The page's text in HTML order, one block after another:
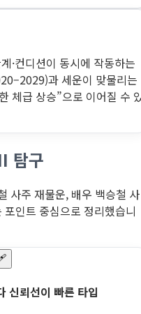
·컨디션이 동시에 작동하는
과 세운이 맞물리는
체급 상승”으로 이어질 수
탐구
사주 재물운, 배우 백승철 사
인트 중심으로 정리했습니
신뢰선이 빠른 타입